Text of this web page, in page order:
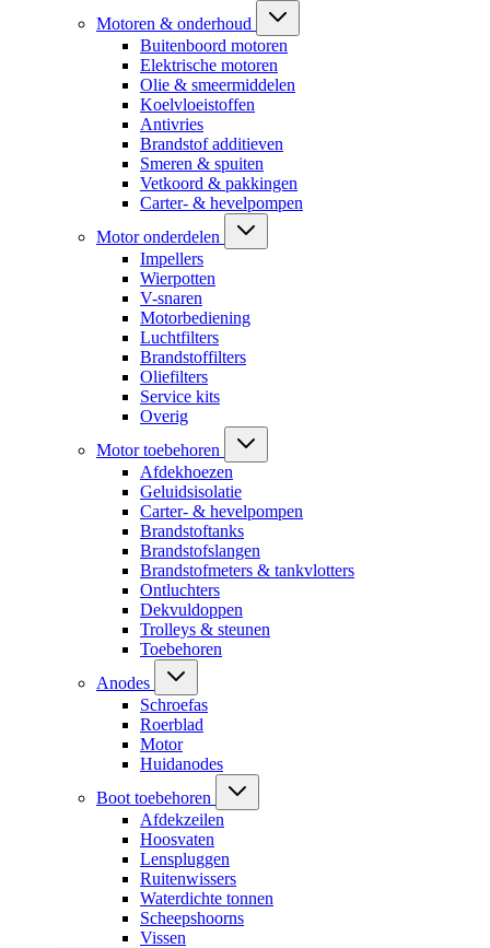
Motoren & onderhoud
Buitenboord motoren
Elektrische motoren
Olie & smeermiddelen
Koelvloeistoffen
Antivries
Brandstof additieven
Smeren & spuiten
Vetkoord & pakkingen
Carter- & hevelpompen
Motor onderdelen
Impellers
Wierpotten
V-snaren
Motorbediening
Luchtfilters
Brandstoffilters
Oliefilters
Service kits
Overig
Motor toebehoren
Afdekhoezen
Geluidsisolatie
Carter- & hevelpompen
Brandstoftanks
Brandstofslangen
Brandstofmeters & tankvlotters
Ontluchters
Dekvuldoppen
Trolleys & steunen
Toebehoren
Anodes
Schroefas
Roerblad
Motor
Huidanodes
Boot toebehoren
Afdekzeilen
Hoosvaten
Lenspluggen
Ruitenwissers
Waterdichte tonnen
Scheepshoorns
Vissen